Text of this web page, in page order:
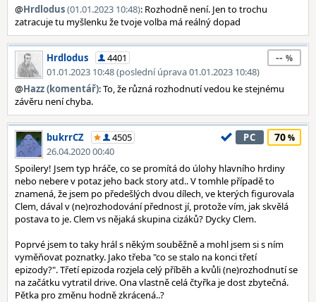
@Hrdlodus(01.01.2023 10:48): Rozhodně není. Jen to trochu
zatracuje tu myšlenku že tvoje volba má reálný dopad
Hrdlodus
4401
01.01.2023 10:48 (poslední úprava 01.01.2023 10:48)
--
@Hazz (komentář): To, že různá rozhodnutí vedou ke stejnému
závěru není chyba.
bukrrCZ
4505
26.04.2020 00:40
PC 70
Spoilery! Jsem typ hráče, co se promítá do úlohy hlavního hrdiny
nebo nebere v potaz jeho back story atd.. V tomhle případě to
znamená, že jsem po předešlých dvou dílech, ve kterých figurovala
Clem, dával v (ne)rozhodování přednost jí, protože vím, jak skvělá
postava to je. Clem vs nějaká skupina cizáků? Dycky Clem.
Poprvé jsem to taky hrál s někým souběžně a mohl jsem si s ním
vyměňovat poznatky. Jako třeba "co se stalo na konci třetí
epizody?". Třetí epizoda rozjela celý příběh a kvůli (ne)rozhodnutí se
na začátku vytratil drive. Ona vlastně celá čtyřka je dost zbytečná.
Pětka pro změnu hodně zkrácená..?